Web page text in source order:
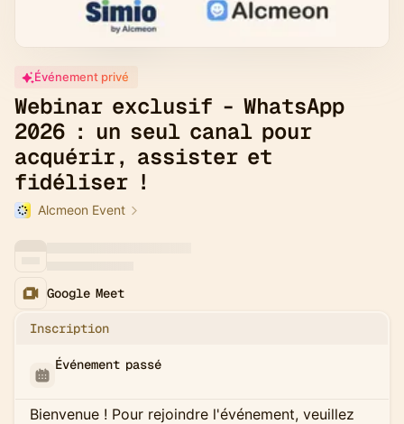
Événement privé
Webinar exclusif - WhatsApp
2026 : un seul canal pour
acquérir, assister et
fidéliser !
Alcmeon Event
Google Meet
Inscription
Événement passé
Bienvenue ! Pour rejoindre l'événement, veuillez